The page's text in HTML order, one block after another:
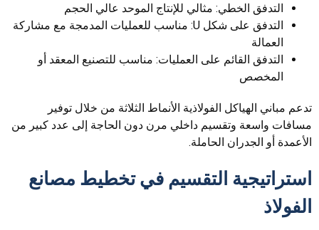
التدفق الخطي: مثالي للإنتاج الموحد عالي الحجم
التدفق على شكل U: مناسب للعمليات المدمجة مع مشاركة
العمالة
التدفق القائم على العمليات: مناسب للتصنيع المعقد أو
المخصص
تدعم مباني الهياكل الفولاذية الأنماط الثلاثة من خلال توفير
مسافات واسعة وتقسيم داخلي مرن دون الحاجة إلى عدد كبير من
الأعمدة أو الجدران الحاملة.
استراتيجية التقسيم في تخطيط مصانع
الفولاذ